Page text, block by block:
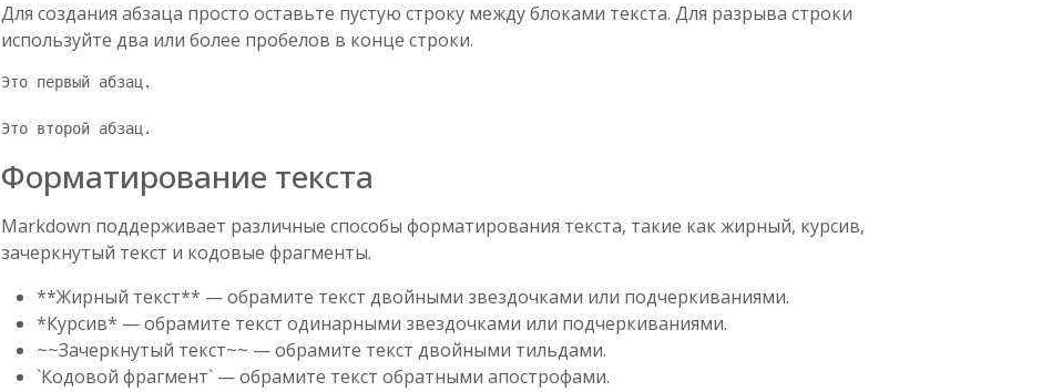
Для создания абзаца просто оставьте пустую строку между блоками текста. Для разрыва строки
используйте два или более пробелов в конце строки.
Это первый абзац.
Форматирование текста
Markdown поддерживает различные способы форматирования текста, такие как жирный, курсив,
зачеркнутый текст и кодовые фрагменты.
**Жирный текст** — обрамите текст двойными звездочками или подчеркиваниями.
*Курсив* — обрамите текст одинарными звездочками или подчеркиваниями.
~~Зачеркнутый текст~~ — обрамите текст двойными тильдами.
`Кодовой фрагмент` — обрамите текст обратными апострофами.